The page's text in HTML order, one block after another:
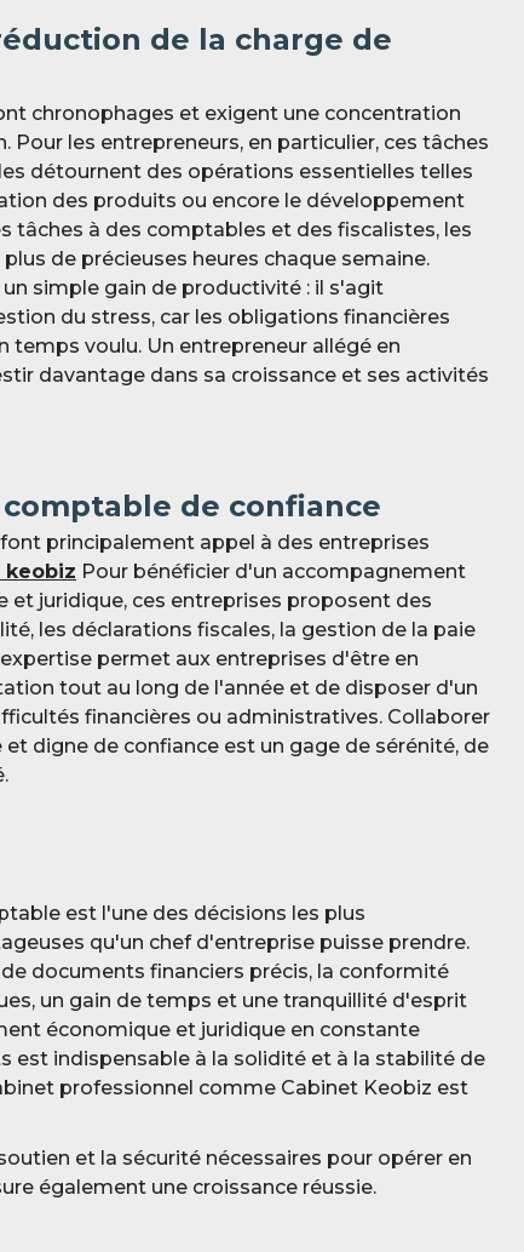
de la charge de
chronophages et exigent une concentration
Pour les entrepreneurs, en particulier, ces tâches
détournent des opérations essentielles telles
des produits ou encore le développement
tâches à des comptables et des fiscalistes, les
de précieuses heures chaque semaine.
simple gain de productivité : il s'agit
du stress, car les obligations financières
temps voulu. Un entrepreneur allégé en
davantage dans sa croissance et ses activités
de confiance
principalement appel à des entreprises
keobiz Pour bénéficier d'un accompagnement
et juridique, ces entreprises proposent des
les déclarations fiscales, la gestion de la paie
permet aux entreprises d'être en
tout au long de l'année et de disposer d'un
financières ou administratives. Collaborer
digne de confiance est un gage de sérénité, de
est l'une des décisions les plus
qu'un chef d'entreprise puisse prendre.
documents financiers précis, la conformité
un gain de temps et une tranquillité d'esprit
économique et juridique en constante
est indispensable à la solidité et à la stabilité de
professionnel comme Cabinet Keobiz est
et la sécurité nécessaires pour opérer en
également une croissance réussie.